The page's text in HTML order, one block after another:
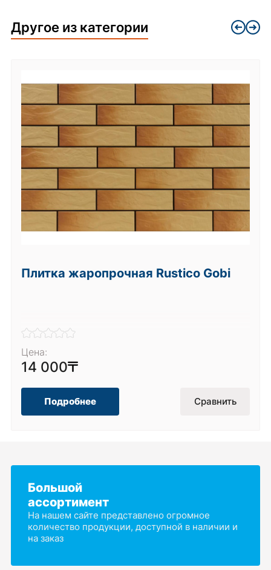
Другое из категории
Плитка жаропрочная Rustico Gobi
Цена:
14 000
Подробнее Сравнить
Большой
ассортимент
На нашем сайте представлено огромное
количество продукции, доступной в наличии и
на заказ